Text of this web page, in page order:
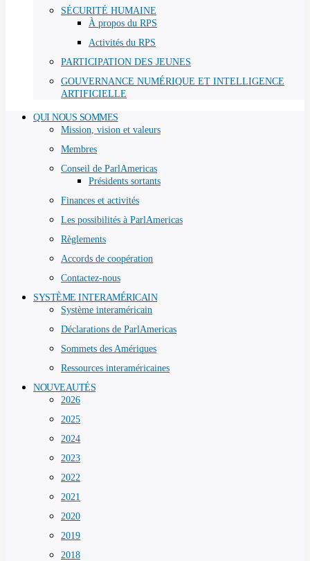
SÉCURITÉ HUMAINE
À propos du RPS
Activités du RPS
PARTICIPATION DES JEUNES
GOUVERNANCE NUMÉRIQUE ET INTELLIGENCE
ARTIFICIELLE
QUI NOUS SOMMES
Mission, vision et valeurs
Membres
Conseil de ParlAmericas
Présidents sortants
Finances et activités
Les possibilités à ParlAmericas
Règlements
Accords de coopération
Contactez-nous
SYSTÈME INTERAMÉRICAIN
Système interaméricain
Déclarations de ParlAmericas
Sommets des Amériques
Ressources interaméricaines
NOUVEAUTÉS
2026
2025
2024
2023
2022
2021
2020
2019
2018